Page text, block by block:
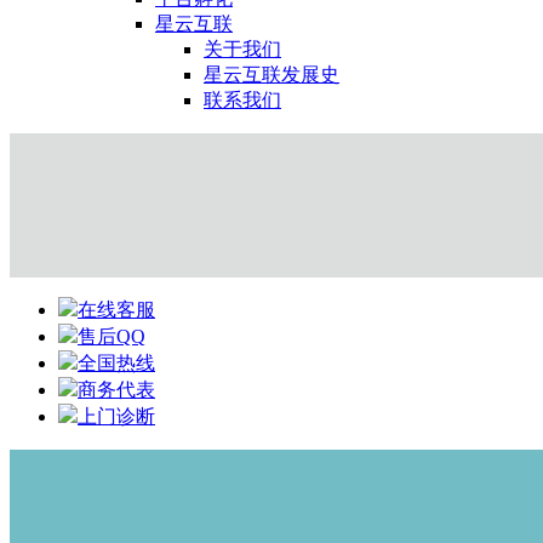
星云互联
关于我们
星云互联发展史
联系我们
在线客服
售后QQ
全国热线
商务代表
上门诊断